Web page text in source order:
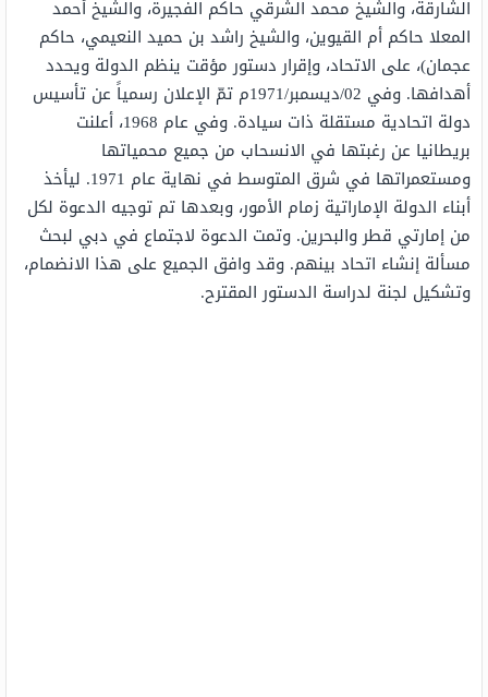
الشارقة، والشيخ محمد الشرقي حاكم الفجيرة، والشيخ أحمد
المعلا حاكم أم القيوين، والشيخ راشد بن حميد النعيمي، حاكم
عجمان)، على الاتحاد، وإقرار دستور مؤقت ينظم الدولة ويحدد
أهدافها. وفي 02/ديسمبر/1971م تمّ الإعلان رسمياً عن تأسيس
دولة اتحادية مستقلة ذات سيادة. وفي عام 1968، أعلنت
بريطانيا عن رغبتها في الانسحاب من جميع محمياتها
ومستعمراتها في شرق المتوسط في نهاية عام 1971. ليأخذ
أبناء الدولة الإماراتية زمام الأمور، وبعدها تم توجيه الدعوة لكل
من إمارتي قطر والبحرين. وتمت الدعوة لاجتماع في دبي لبحث
مسألة إنشاء اتحاد بينهم. وقد وافق الجميع على هذا الانضمام،
وتشكيل لجنة لدراسة الدستور المقترح.